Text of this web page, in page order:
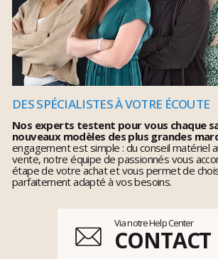
DES SPÉCIALISTES À VOTRE ÉCOUTE
Nos experts testent pour vous chaque
nouveaux modèles des plus grandes
engagement est simple : du conseil matériel
vente, notre équipe de passionnés vous
étape de votre achat et vous permet de
parfaitement adapté à vos besoins.
Via notre Help Center
CONTACT